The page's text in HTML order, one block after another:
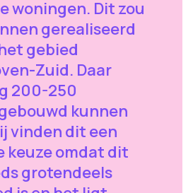
woningen. Dit zou
gerealiseerd
gebied
Zuid. Daar
200-250
kunnen
vinden dit een
keuze omdat dit
grotendeels